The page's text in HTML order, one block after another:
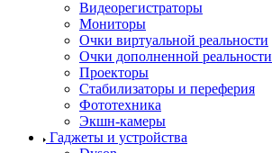
Видеорегистраторы
Мониторы
Очки виртуальной реальности
Очки дополненной реальности
Проекторы
Стабилизаторы и переферия
Фототехника
Экшн-камеры
Гаджеты и устройства